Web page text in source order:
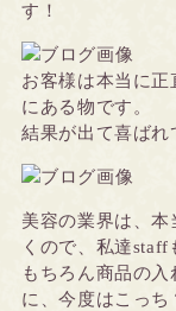
す！
お客様は本当に
にある物です。
結果が出て喜ばれ
美容の業界は、
くので、私達staff
もちろん商品の
に、今度はこっ